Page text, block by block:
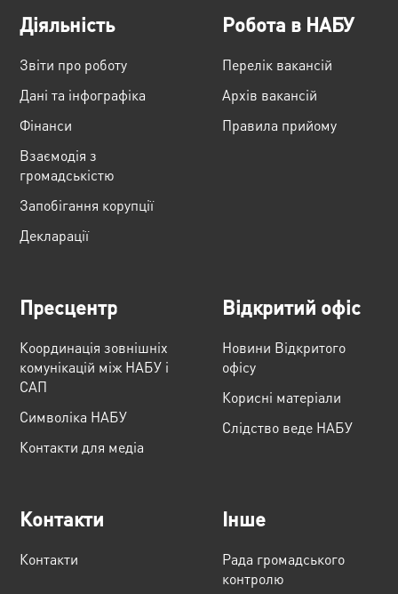
Діяльність
Звіти про роботу
Дані та інфографіка
Фінанси
Взаємодія з
громадськістю
Запобігання корупції
Декларації
Робота в НАБУ
Перелік вакансій
Архів вакансій
Правила прийому
Пресцентр
Координація зовнішніх
комунікацій між НАБУ і
САП
Cимволіка НАБУ
Контакти для медіа
Відкритий офіс
Новини Відкритого
офісу
Корисні матеріали
Слідство веде НАБУ
Контакти
Контакти
Інше
Рада громадського
контролю